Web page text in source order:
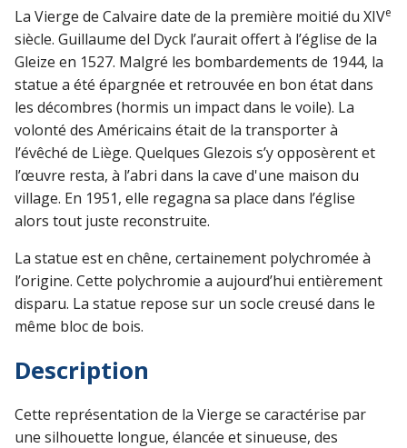
La Vierge de Calvaire date de la première moitié du XIVe
siècle. Guillaume del Dyck l’aurait offert à l’église de la
Gleize en 1527. Malgré les bombardements de 1944, la
statue a été épargnée et retrouvée en bon état dans
les décombres (hormis un impact dans le voile). La
volonté des Américains était de la transporter à
l’évêché de Liège. Quelques Glezois s’y opposèrent et
l’œuvre resta, à l’abri dans la cave d'une maison du
village. En 1951, elle regagna sa place dans l’église
alors tout juste reconstruite.
La statue est en chêne, certainement polychromée à
l’origine. Cette polychromie a aujourd’hui entièrement
disparu. La statue repose sur un socle creusé dans le
même bloc de bois.
Description
Cette représentation de la Vierge se caractérise par
une silhouette longue, élancée et sinueuse, des